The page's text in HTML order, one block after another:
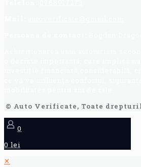
© Auto Verificate, Toate
0
0 lei
✕